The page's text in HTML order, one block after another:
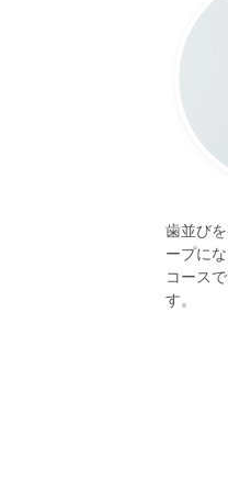
歯並び
ープに
コース
す。